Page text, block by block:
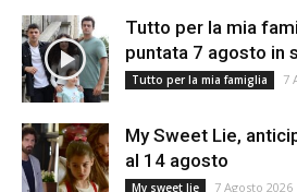
Tutto per la mia
puntata 7 agosto in
Tutto per la mia famiglia 7
My Sweet Lie,
al 14 agosto
My sweet lie 7 Agosto 2026